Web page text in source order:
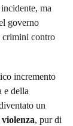
ma
governo
contro
incremento
e della
un
violenza, pur di